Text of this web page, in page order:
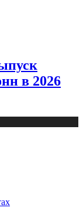
в 2026